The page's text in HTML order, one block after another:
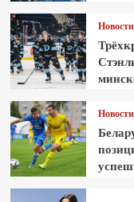
Новости